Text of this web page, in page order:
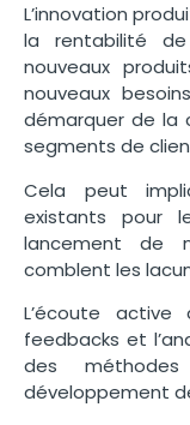
L’innovation
la rentabilité de
nouveaux
nouveaux
démarquer de la
segments de
Cela peut
existants pour
lancement de
comblent les
L’écoute
feedbacks et
des
développement